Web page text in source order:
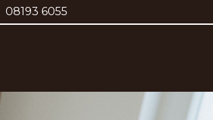
08193 6055